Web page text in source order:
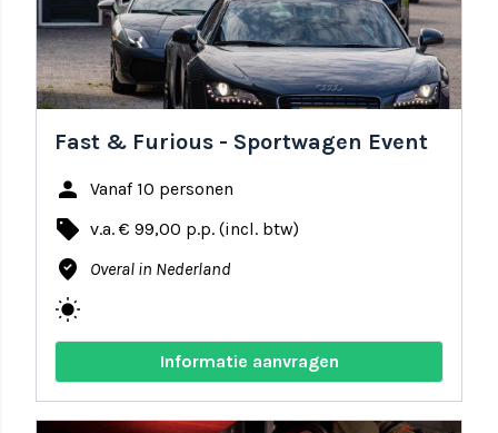
Fast & Furious - Sportwagen Event
person Vanaf 10 personen
local_offer v.a. € 99,00 p.p. (incl. btw)
where_to_vote Overal in Nederland
wb_sunny
Informatie aanvragen